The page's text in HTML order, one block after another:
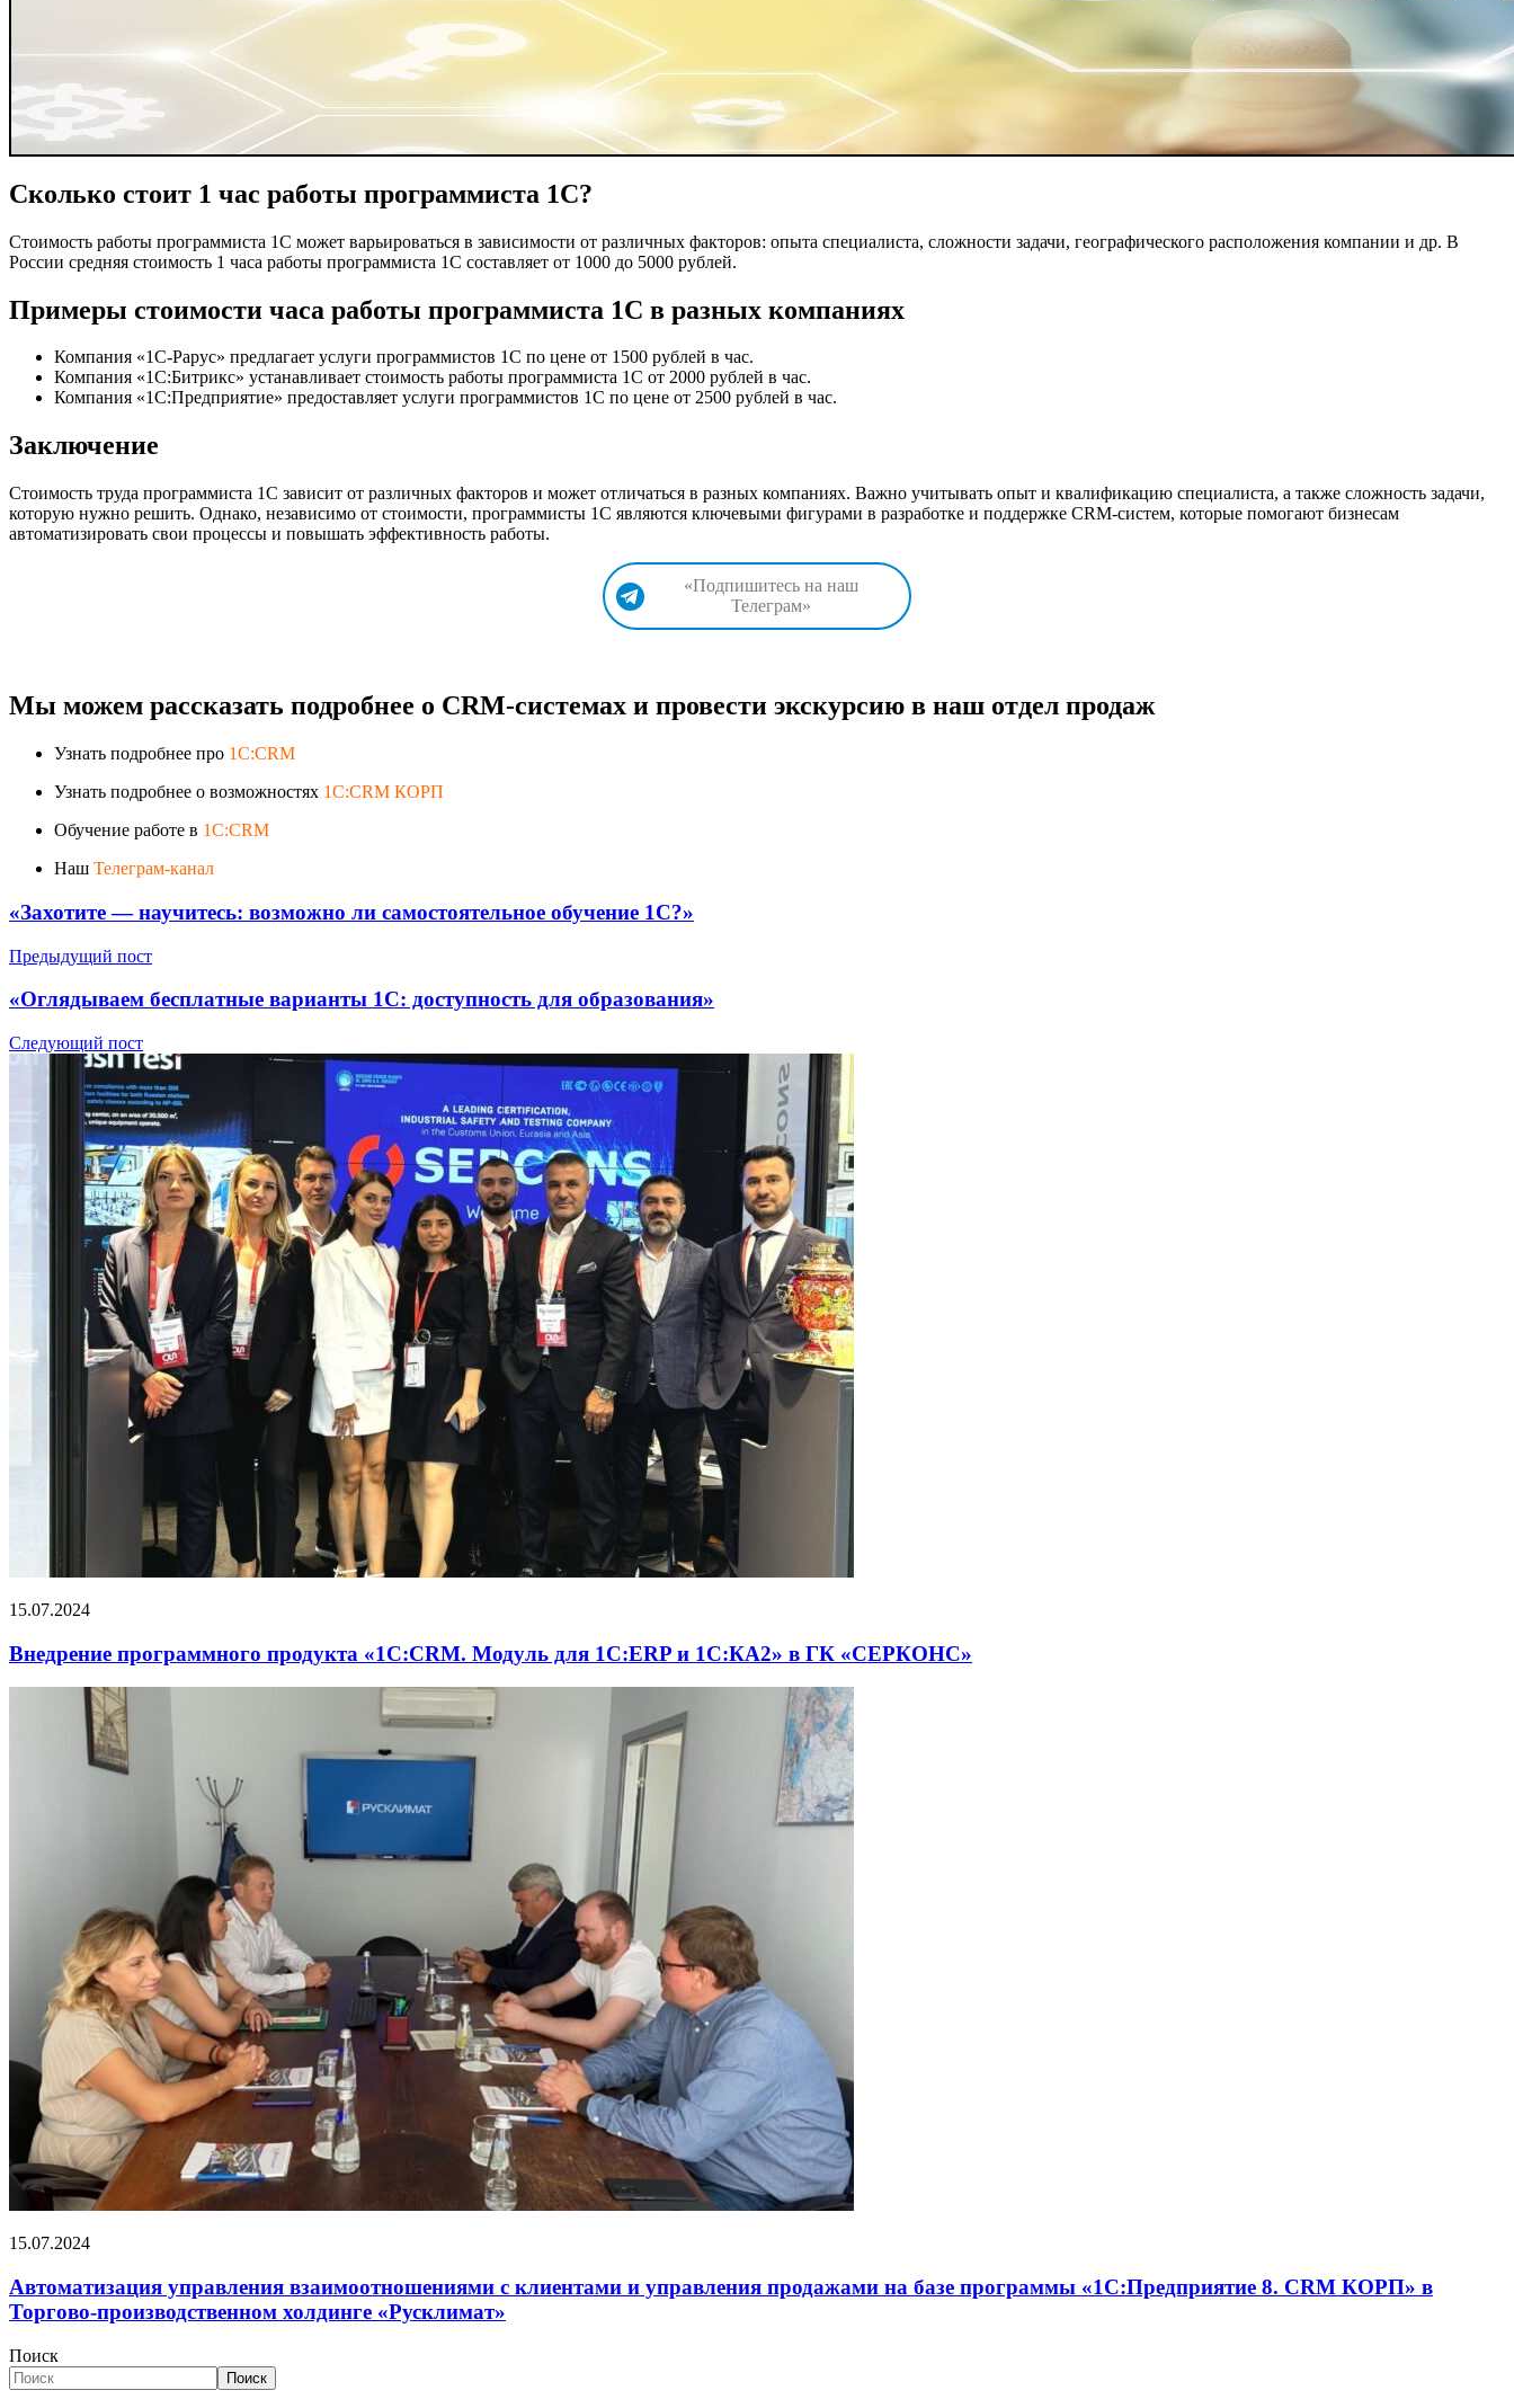
Сколько стоит 1 час работы программиста 1С?
Стоимость работы программиста 1С может варьироваться в зависимости от различных факторов: опыта специалиста, сложности задачи, географического расположения компании и др. В
России средняя стоимость 1 часа работы программиста 1С составляет от 1000 до 5000 рублей.
Примеры стоимости часа работы программиста 1С в разных компаниях
Компания «1С-Рарус» предлагает услуги программистов 1С по цене от 1500 рублей в час.
Компания «1С:Битрикс» устанавливает стоимость работы программиста 1С от 2000 рублей в час.
Компания «1C:Предприятие» предоставляет услуги программистов 1С по цене от 2500 рублей в час.
Заключение
Стоимость труда программиста 1С зависит от различных факторов и может отличаться в разных компаниях. Важно учитывать опыт и квалификацию специалиста, а также сложность задачи,
которую нужно решить. Однако, независимо от стоимости, программисты 1С являются ключевыми фигурами в разработке и поддержке CRM-систем, которые помогают бизнесам
автоматизировать свои процессы и повышать эффективность работы.
«Подпишитесь на наш
Телеграм»
Мы можем рассказать подробнее о CRM-системах и провести экскурсию в наш отдел продаж
Узнать подробнее про 1C:CRM
Узнать подробнее о возможностях 1C:CRM КОРП
Обучение работе в 1C:CRM
Наш Телеграм-канал
«Захотите — научитесь: возможно ли самостоятельное обучение 1С?»
Предыдущий пост
«Оглядываем бесплатные варианты 1С: доступность для образования»
Следующий пост
15.07.2024
Внедрение программного продукта «1С:CRM. Модуль для 1С:ERP и 1С:КА2» в ГК «СЕРКОНС»
15.07.2024
Автоматизация управления взаимоотношениями с клиентами и управления продажами на базе программы «1С:Предприятие 8. CRM КОРП» в
Торгово-производственном холдинге «Русклимат»
Поиск
Поиск